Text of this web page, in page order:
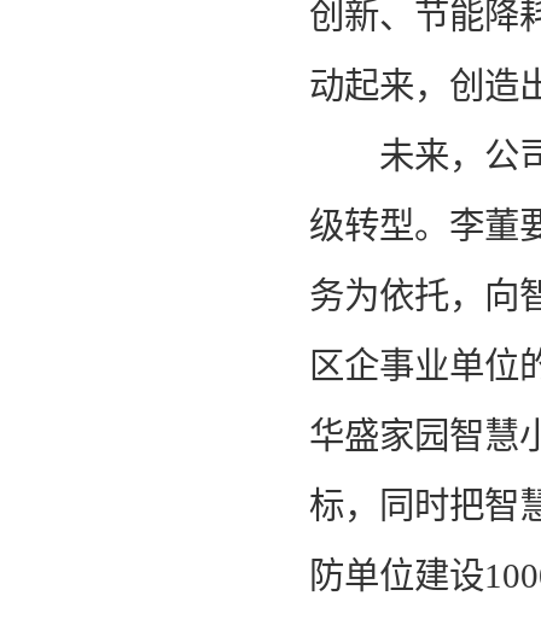
创新、节能降
动起来，创造
未来，公司
级转型。李董
务为依托，向
区企事业单位
华盛家园智慧
标，同时把智
防单位建设